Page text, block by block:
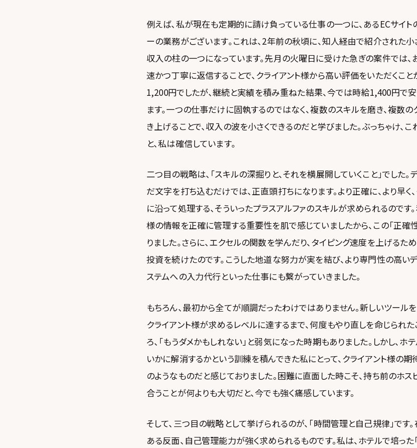
例えば、私が現在も定期的に請け負っている仕事の一つに、あるECサイ
ーの業務がございます。これは、2年前の秋頃に、知人経由で紹介された
収入の柱の一つになっています。先月の火曜日に受けた急ぎの案件では
速かつ丁寧に返信することで、クライアント様から高い評価をいただくこ
1,200円でしたが、継続と実績を積み重ねた結果、今では時給1,400円で
ます。一つの仕事だけに固執するのではなく、複数のスキルを磨き、複数
き上げることで、収入の波を小さくできるのだと学びました。ぶっちゃけ、
と、私は確信しています。
二つ目の戦略は、「スキルの深掘りと、それを横展開していくこと」でした
だ文字を打ち込むだけでは、正直頭打ちになります。より正確に、より早く
に沿って処理する、そういったプラスアルファのスキルが求められるのです
様の情報を正確に管理する重要性を肌で感じていましたから、この「正確
りました。さらに、エクセルの関数を学んだり、タイピング速度を上げるた
投資を続けたのです。こうした地道な努力が実を結び、より専門性の高い
ステムへの入力代行といった仕事にも繋がっていきました。
もちろん、最初から全てが順調だったわけではありません。新しいツール
クライアント様が求めるレベルに達するまで、何度もやり直しを命じられ
ろ、「もうダメかもしれない」と弱気になった時期もありました。しかし、
いかに解消するかという訓練を積んできた私にとって、クライアント様の
のようなものだと感じておりました。困難に直面した時こそ、持ち前のホス
合うことが何よりも大切だと、今でも強く痛感しています。
そして、三つ目の戦略として挙げられるのが、「時間管理と自己規律」で
ある反面、自己管理能力が強く求められるものです。私は、ホテルで培っ